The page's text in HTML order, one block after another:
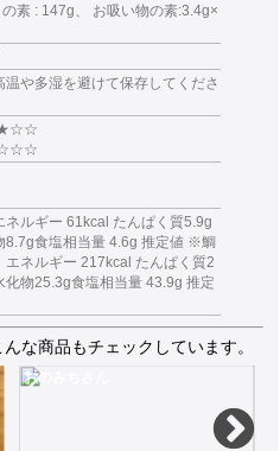
素 : 147g、 お吸い物の素:3.4g×
温や多湿を避けて保存してくださ
ルギー 61kcal たんぱく質5.9g
8.7g食塩相当量 4.6g 推定値 ※鯛
ネルギー 217kcal たんぱく質2
化物25.3g食塩相当量 43.9g 推定
な商品もチェックしています。
おのみちさん